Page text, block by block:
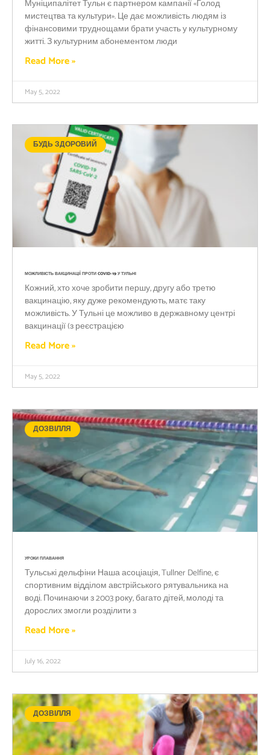
Муніципалітет Тульн є партнером кампанії «Голод
мистецтва та культури». Це дає можливість людям із
фінансовими труднощами брати участь у культурному
житті. З культурним абонементом люди
Read More »
May 5, 2022
БУДЬ ЗДОРОВИЙ
МОЖЛИВIСТЬ ВАКЦИНАЦІЇ ПРОТИ COVID-19 У ТУЛЬНІ
Кожний, хто хоче зробити першу, другу або третю
вакцинацію, яку дуже рекомендують, матє таку
можливість. У Тульні це можливо в державному центрі
вакцинації (з реєстрацією
Read More »
May 5, 2022
ДОЗВІЛЛЯ
УРОКИ ПЛАВАННЯ
Тульські дельфіни Наша асоціація, Tullner Delfine, є
спортивним відділом австрійського рятувальника на
воді. Починаючи з 2003 року, багато дітей, молоді та
дорослих змогли розділити з
Read More »
July 16, 2022
ДОЗВІЛЛЯ